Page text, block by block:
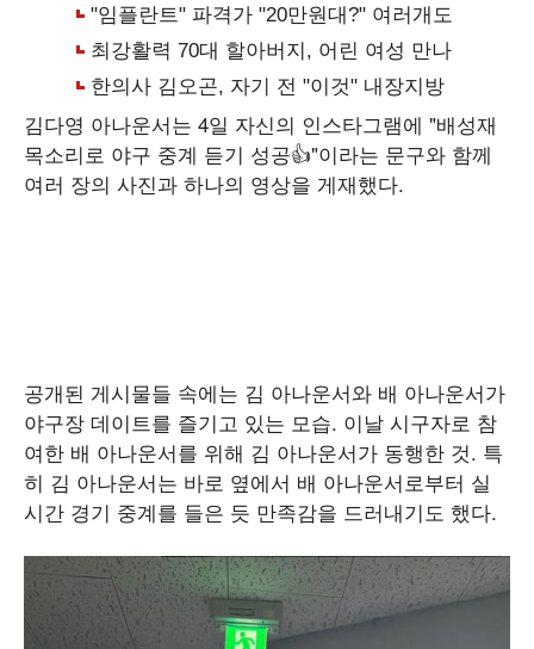
김다영 아나운서는 4일 자신의 인스타그램에 "배성재
목소리로 야구 중계 듣기 성공👍"이라는 문구와 함께
여러 장의 사진과 하나의 영상을 게재했다.
공개된 게시물들 속에는 김 아나운서와 배 아나운서가
야구장 데이트를 즐기고 있는 모습. 이날 시구자로 참
여한 배 아나운서를 위해 김 아나운서가 동행한 것. 특
히 김 아나운서는 바로 옆에서 배 아나운서로부터 실
시간 경기 중계를 들은 듯 만족감을 드러내기도 했다.